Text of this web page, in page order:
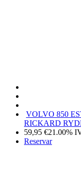
VOLVO 850
RICKARD
59,95 €21.00%
Reservar